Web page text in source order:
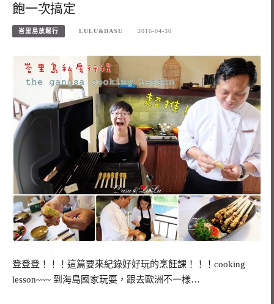
飽一次搞定
峇里島放鬆行 LULU&DASU 2016-04-30
登登登！！！這篇要來紀錄好好玩的烹飪課！！！cooking
lesson~~~ 到海島國家玩耍，跟去歐洲不一樣…